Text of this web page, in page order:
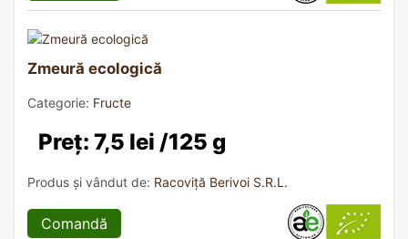
Zmeură ecologică
Categorie: Fructe
Preț: 7,5 lei /125 g
Produs și vândut de: Racoviță Berivoi S.R.L.
Comandă